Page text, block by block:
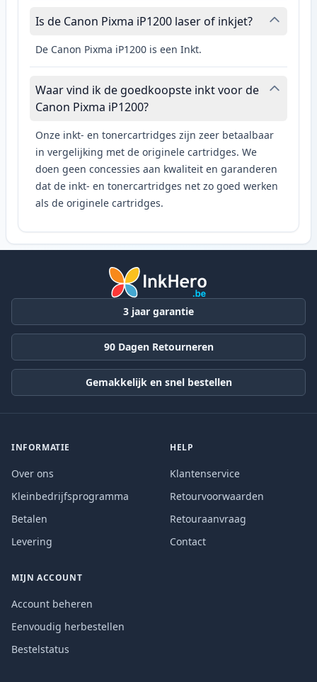
Is de Canon Pixma iP1200 laser of inkjet?
De Canon Pixma iP1200 is een Inkt.
Waar vind ik de goedkoopste inkt voor de
Canon Pixma iP1200?
Onze inkt- en tonercartridges zijn zeer betaalbaar
in vergelijking met de originele cartridges. We
doen geen concessies aan kwaliteit en garanderen
dat de inkt- en tonercartridges net zo goed werken
als de originele cartridges.
3 jaar garantie
90 Dagen Retourneren
Gemakkelijk en snel bestellen
INFORMATIE
Over ons
Kleinbedrijfsprogramma
Betalen
Levering
HELP
Klantenservice
Retourvoorwaarden
Retouraanvraag
Contact
MIJN ACCOUNT
Account beheren
Eenvoudig herbestellen
Bestelstatus